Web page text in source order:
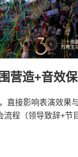
营造+音效
直接影响表演效
流程（领导致辞+节